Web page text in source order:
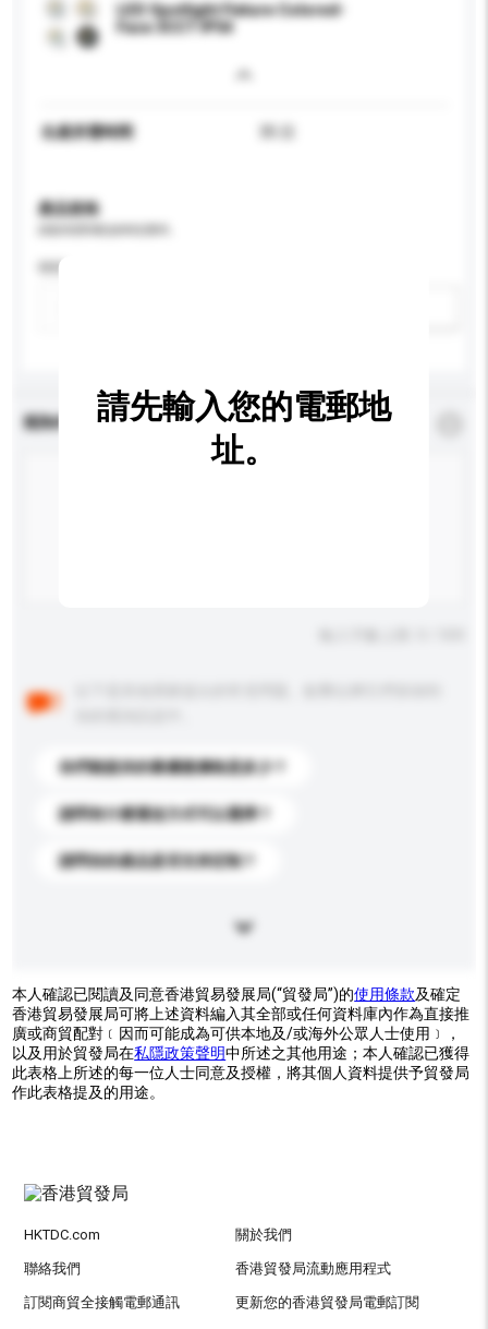
LED Spotlight Fixture Colored-
Face 3CCT IP54
生產所需時間
產品規格
特性
查詢內容 *必須填寫
你們能提供的最優惠價格是多少？
請問有什麼運送方式可以選擇？
請問你的產品是否支持定制？
請先輸入您的電郵地
址。
本人確認已閱讀及同意香港貿易發展局(“貿發局”)的使用條款及確定
香港貿易發展局可將上述資料編入其全部或任何資料庫內作為直接推
廣或商貿配對﹝因而可能成為可供本地及/或海外公眾人士使用﹞，
以及用於貿發局在私隱政策聲明中所述之其他用途；本人確認已獲得
此表格上所述的每一位人士同意及授權，將其個人資料提供予貿發局
作此表格提及的用途。
HKTDC.com 關於我們
聯絡我們 香港貿發局流動應用程式
訂閱商貿全接觸電郵通訊 更新您的香港貿發局電郵訂閱